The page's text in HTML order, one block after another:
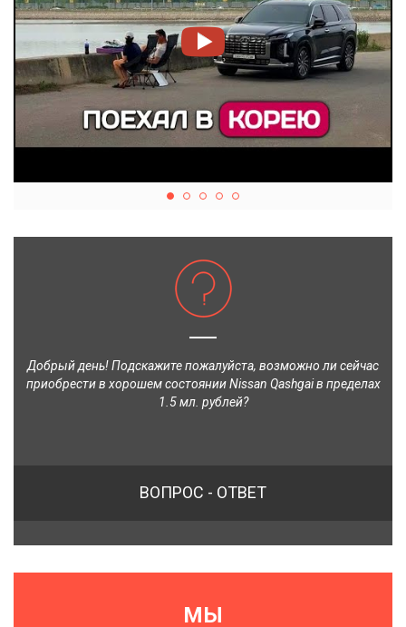
Добрый день! Подскажите пожалуйста, возможно ли сейчас
приобрести в хорошем состоянии Nissan Qashgai в пределах
1.5 мл. рублей?
ВОПРОС - ОТВЕТ
МЫ